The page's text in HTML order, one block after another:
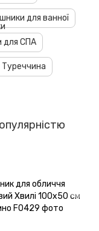
для ванної
для СПА